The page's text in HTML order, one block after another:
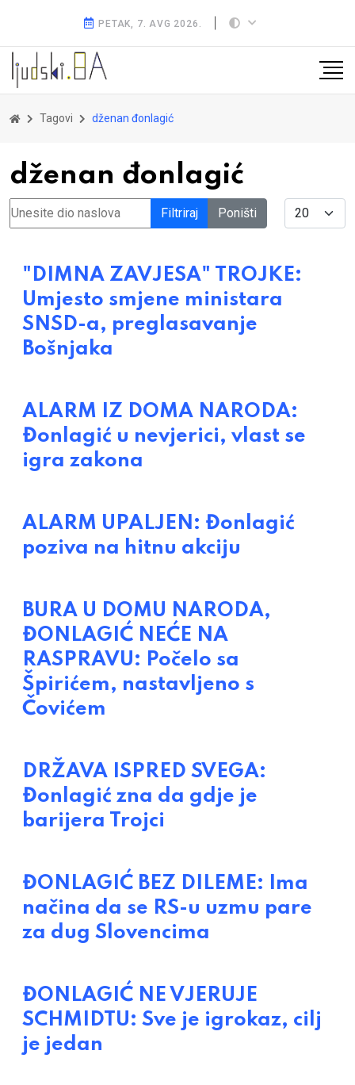
PETAK, 7. AVG 2026.
Tagovi dženan đonlagić
dženan đonlagić
Unesite dio naslova Filtriraj Poništi Display #
"DIMNA ZAVJESA" TROJKE:
Umjesto smjene ministara
SNSD-a, preglasavanje
Bošnjaka
ALARM IZ DOMA NARODA:
Đonlagić u nevjerici, vlast se
igra zakona
ALARM UPALJEN: Đonlagić
poziva na hitnu akciju
BURA U DOMU NARODA,
ĐONLAGIĆ NEĆE NA
RASPRAVU: Počelo sa
Špirićem, nastavljeno s
Čovićem
DRŽAVA ISPRED SVEGA:
Đonlagić zna da gdje je
barijera Trojci
ĐONLAGIĆ BEZ DILEME: Ima
načina da se RS-u uzmu pare
za dug Slovencima
ĐONLAGIĆ NE VJERUJE
SCHMIDTU: Sve je igrokaz, cilj
je jedan